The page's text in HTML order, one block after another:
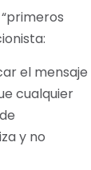
el mensaje
cualquier
y no